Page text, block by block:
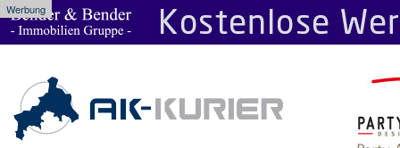
Werbung